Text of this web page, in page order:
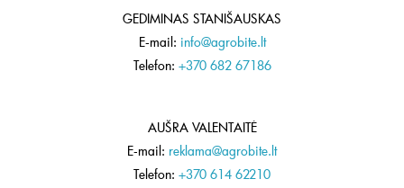
GEDIMINAS STANIŠAUSKAS
E-mail: info@agrobite.lt
Telefon: +370 682 67186
AUŠRA VALENTAITĖ
E-mail: reklama@agrobite.lt
Telefon: +370 614 62210